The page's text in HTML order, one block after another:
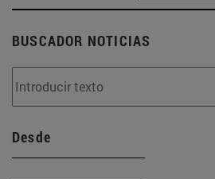
BUSCADOR NOTICIAS
Desde